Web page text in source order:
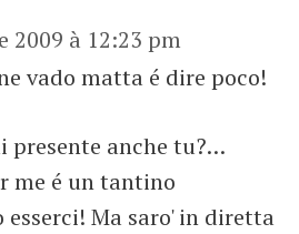
2009 à 12:23 pm
vado matta é dire poco!
presente anche tu?…
me é un tantino
Ma saro' in diretta